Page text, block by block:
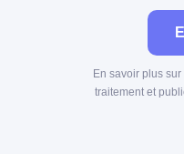
En savoir plus
traitement et